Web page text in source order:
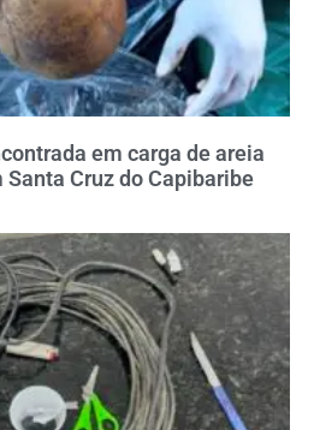
em carga de areia
Cruz do Capibaribe